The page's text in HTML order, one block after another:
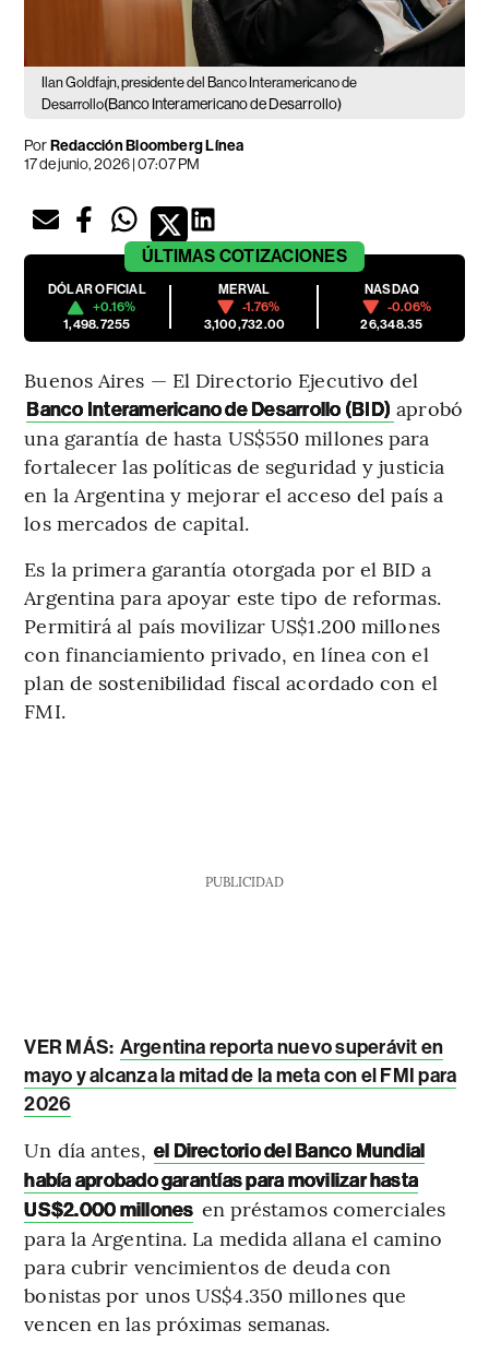
Ilan Goldfajn, presidente del Banco Interamericano de
Desarrollo(Banco Interamericano de Desarrollo)
PorRedacción Bloomberg Línea
17 de junio, 2026 | 07:07 PM
ÚLTIMAS COTIZACIONES
DÓLAR OFICIAL
+0.16%
1,498.7255
MERVAL
-1.76%
3,100,732.00
NASDAQ
-0.06%
26,348.35
Buenos Aires — El Directorio Ejecutivo del
Banco Interamericano de Desarrollo (BID) aprobó
una garantía de hasta US$550 millones para
fortalecer las políticas de seguridad y justicia
en la Argentina y mejorar el acceso del país a
los mercados de capital.
Es la primera garantía otorgada por el BID a
Argentina para apoyar este tipo de reformas.
Permitirá al país movilizar US$1.200 millones
con financiamiento privado, en línea con el
plan de sostenibilidad fiscal acordado con el
FMI.
PUBLICIDAD
VER MÁS: Argentina reporta nuevo superávit en
mayo y alcanza la mitad de la meta con el FMI para
2026
Un día antes, el Directorio del Banco Mundial
había aprobado garantías para movilizar hasta
US$2.000 millones en préstamos comerciales
para la Argentina. La medida allana el camino
para cubrir vencimientos de deuda con
bonistas por unos US$4.350 millones que
vencen en las próximas semanas.